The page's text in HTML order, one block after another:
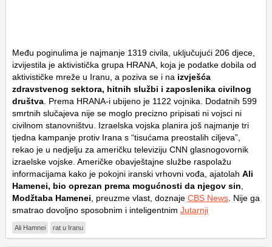
Među poginulima je najmanje 1319 civila, uključujući 206 djece,
izvijestila je aktivistička grupa HRANA, koja je podatke dobila od
aktivističke mreže u Iranu, a poziva se i na izvješća
zdravstvenog sektora, hitnih službi i zaposlenika civilnog
društva. Prema HRANA-i ubijeno je 1122 vojnika. Dodatnih 599
smrtnih slučajeva nije se moglo precizno pripisati ni vojsci ni
civilnom stanovništvu. Izraelska vojska planira još najmanje tri
tjedna kampanje protiv Irana s “tisućama preostalih ciljeva”,
rekao je u nedjelju za američku televiziju CNN glasnogovornik
izraelske vojske. Američke obavještajne službe raspolažu
informacijama kako je pokojni iranski vrhovni vođa, ajatolah Ali
Hamenei, bio oprezan prema mogućnosti da njegov sin,
Modžtaba Hamenei, preuzme vlast, doznaje CBS News. Nije ga
smatrao dovoljno sposobnim i inteligentnim Jutarnji
Ali Hamnei rat u Iranu